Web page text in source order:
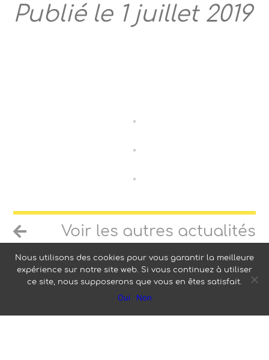
Publié le 1 juillet 2019
Voir les autres actualités
Nous utilisons des cookies pour vous garantir la meilleure
expérience sur notre site web. Si vous continuez à utiliser
ce site, nous supposerons que vous en êtes satisfait.
Oui Non